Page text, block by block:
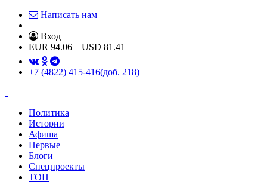
Написать нам
Вход
EUR 94.06 USD 81.41
+7 (4822) 415-416(доб. 218)
Политика
Истории
Афиша
Первые
Блоги
Спецпроекты
ТОП